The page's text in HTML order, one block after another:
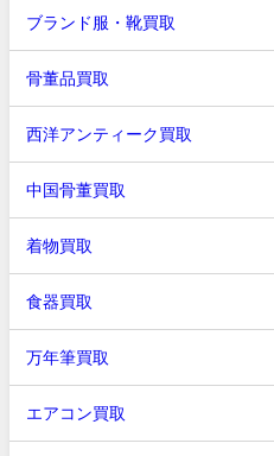
ブランド服・靴買取
骨董品買取
西洋アンティーク買取
中国骨董買取
着物買取
食器買取
万年筆買取
エアコン買取